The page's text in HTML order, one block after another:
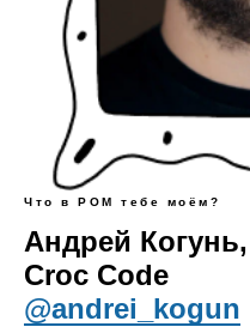
Что в POM тебе моём?
Андрей Когунь,
Croc Code
@andrei_kogun